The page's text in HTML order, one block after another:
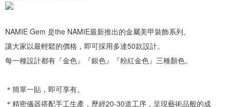
NAMIE Gem 是the NAMIE最新推出的金屬美甲裝飾系列。
讓大家以最輕鬆的價格，即可採用多達50款設計。
每一種設計都有『金色』『銀色』『粉紅金色』三種顏色。
＊簡單一貼，即可享有。
＊精密儀器搭配手工生產，歷經20-30道工序，呈現藝術品般的成